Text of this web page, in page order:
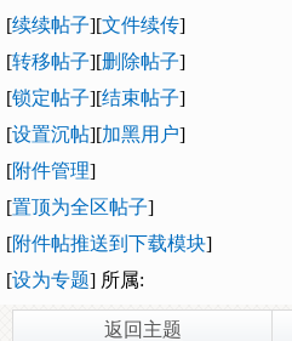
[续续帖子][文件续传]
[转移帖子][删除帖子]
[锁定帖子][结束帖子]
[设置沉帖][加黑用户]
[附件管理]
[置顶为全区帖子]
[附件帖推送到下载模块]
[设为专题] 所属:
返回主题